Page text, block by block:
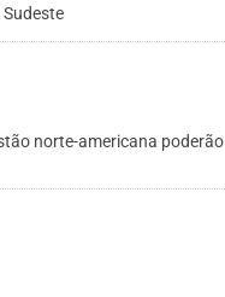
norte-americana poderão